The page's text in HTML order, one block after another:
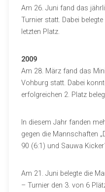
Am 26. Juni fand das
Turnier statt. Dabei
letzten Platz.
2009
Am 28. März fand das
Vohburg statt. Dabei
erfolgreichen 2. Platz
In diesem Jahr fanden
gegen die Mannschaften
90 (6:1) und Sauwa
Am 21. Juni belegte die
– Turnier den 3. von 6